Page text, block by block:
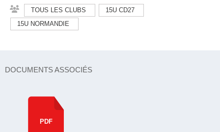
TOUS LES CLUBS
15U CD27
15U NORMANDIE
DOCUMENTS ASSOCIÉS
PDF